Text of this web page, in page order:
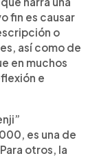
fin es causar
o
así como de
en muchos
e
es una de
otros, la